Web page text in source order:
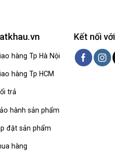
hàng Tp Hà Nội
hàng Tp HCM
trả
hành sản phẩm
đặt sản phẩm
hàng
Kết nối